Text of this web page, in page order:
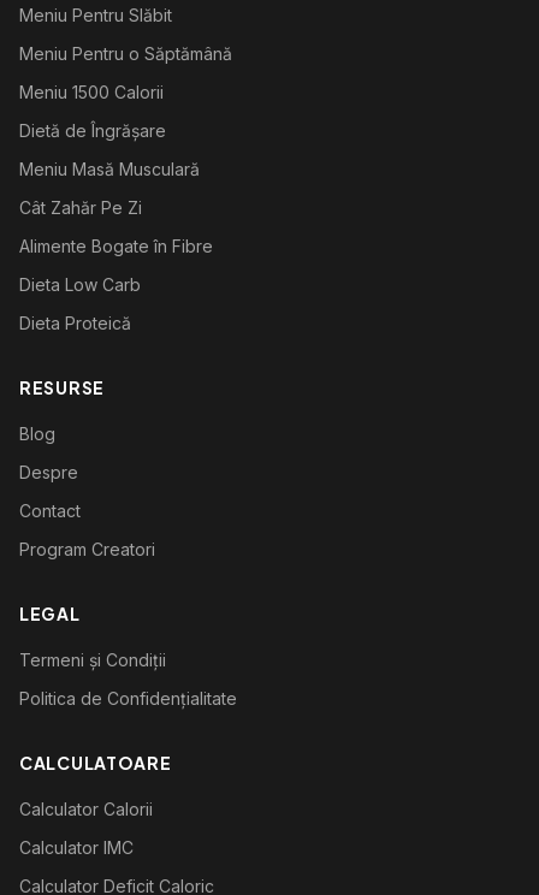
Meniu Pentru Slăbit
Meniu Pentru o Săptămână
Meniu 1500 Calorii
Dietă de Îngrășare
Meniu Masă Musculară
Cât Zahăr Pe Zi
Alimente Bogate în Fibre
Dieta Low Carb
Dieta Proteică
RESURSE
Blog
Despre
Contact
Program Creatori
LEGAL
Termeni și Condiții
Politica de Confidențialitate
CALCULATOARE
Calculator Calorii
Calculator IMC
Calculator Deficit Caloric